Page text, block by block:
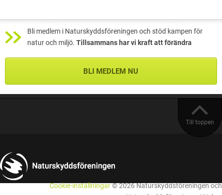
Bli medlem i Naturskyddsföreningen och stöd kampen för
natur och miljö. Tillsammans har vi kraft att förändra
BLI MEDLEM NU
Till toppen
Cookie-inställningar© 2026 Naturskyddsföreningen och